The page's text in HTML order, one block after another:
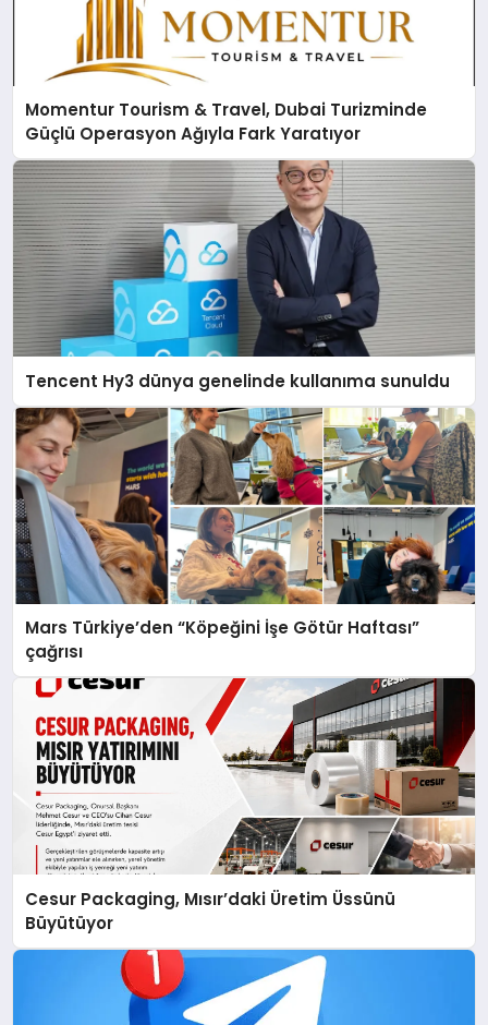
Momentur Tourism & Travel, Dubai Turizminde
Güçlü Operasyon Ağıyla Fark Yaratıyor
Tencent Hy3 dünya genelinde kullanıma sunuldu
Mars Türkiye’den “Köpeğini İşe Götür Haftası”
çağrısı
Cesur Packaging, Mısır’daki Üretim Üssünü
Büyütüyor